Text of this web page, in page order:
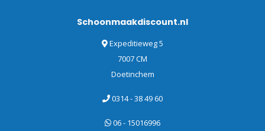
Schoonmaakdiscount.nl
Expeditieweg 5
7007 CM
Doetinchem
0314 - 38 49 60
06 - 15016996